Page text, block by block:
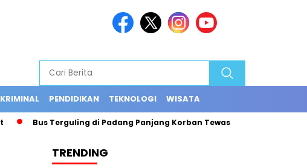
KRIMINAL PENDIDIKAN TEKNOLOGI WISATA
Bus Terguling di Padang Panjang Korban Tewas Jadi 12 Orang
TRENDING